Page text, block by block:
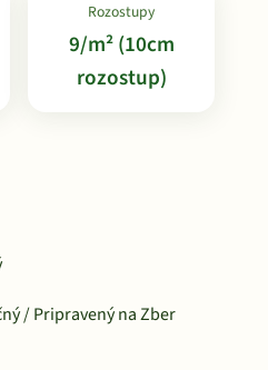
Rozostupy
9/m² (10cm
rozostup)
/ Pripravený na Zber